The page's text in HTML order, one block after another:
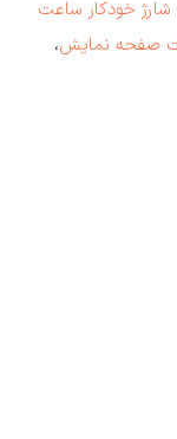
شارژ خودکار ساعت
،